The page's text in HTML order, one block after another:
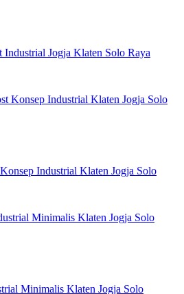
Jogja Klaten Solo Raya
Industrial Klaten Jogja Solo
Minimalis Klaten Jogja Solo